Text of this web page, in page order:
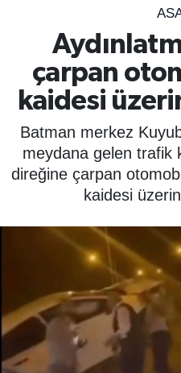
çarpan
kaidesi
Batman merkez
meydana gelen trafik
direğine çarpan
kaidesi
ÇEVRE
YAŞAM
BİLİM - TEKNOLOJİ
KADIN
KÜLTÜR SANAT
MAGAZİN